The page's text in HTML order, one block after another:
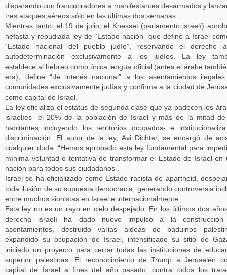
disparando con francotiradores a manifestantes desarmados y
tres ataques aéreos sólo en las últimas dos semanas.
Mientras tanto, el 19 de julio, el Knesset (parlamento israelí)
nefasta y repudiada ley de “Estado-nación” que define a Israel
“Estado nacional del pueblo judío”, reservando el derecho
autodeterminación exclusivamente a los judíos. La ley
establece al hebreo como única lengua oficial (antes el árabe
era), define “de interés nacional” a los asentamientos
comunidades exclusivamente judías y confirma a la ciudad de
como capital de Israel.
La ley oficializa el estatus de segunda clase que ya padecen los
israelíes -el 20% de la población de Israel y más de la mitad
habitantes incluyendo los territorios ocupados- e
discriminación. El autor de la ley, Avi Dichter, se encargó de
cualquier duda: “Hemos aprobado esta ley fundamental para
mínima voluntad o tentativa de transformar el Estado de Israel en
nación para todos sus ciudadanos”.
Israel se ha oficializado como Estado racista de apartheid,
toda ilusión de su supuesta democracia, generando controversia
entre muchos sionistas en Israel e internacionalmente.
Esta ley no es un rayo en cielo despejado. En los últimos dos
derecha israelí ha dado nuevo impulso a la
asentamientos, destruido varias aldeas de baduinos
expandido su ocupación de Israel, intensificado su sitio de
iniciado un proyecto para cerrar todas las instituciones de
superior palestinas. El reconocimiento de Trump a Jeruselén
capital de Israel a fines del año pasado, contra todos los